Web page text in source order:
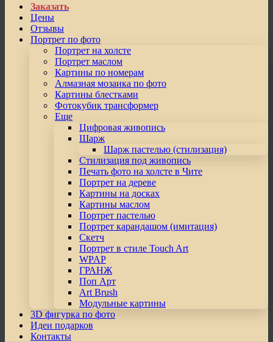
Заказать
Цены
Отзывы
Портрет по фото
Портрет на холсте
Портрет маслом
Картины по номерам
Алмазная мозаика по фото
Картины блестками
Фотокубик трансформер
Еще
Цифровая живопись
Шарж
Шарж пастелью (стилизация)
Стилизация под живопись
Печать фото на холсте в Чите
Портрет на дереве
Картины на досках
Картины маслом
Портрет пастелью
Портрет карандашом (имитация)
Скетч
Портрет в стиле Touch Art
WPAP
ГРАНЖ
Поп Арт
Art Brush
Модульные картины
3D фигурка по фото
Идеи подарков
Контакты